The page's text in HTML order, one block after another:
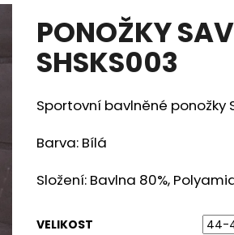
produktu
je
4,0
z
hvězdiček.
PONOŽKY
SHSKS003
Sportovní bavlněné ponožky
Barva: Bílá
Složení: Bavlna 80%,
VELIKOST
HLEDAT
HELP - TRIČKO UNISEX